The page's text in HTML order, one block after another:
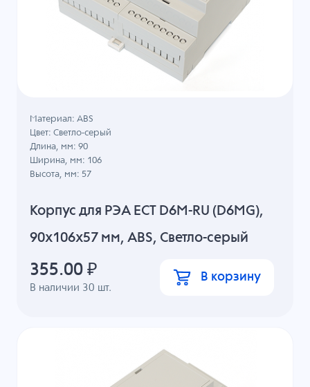
Корпус для РЭА ECT D6M-RU (D6MG),
90x106x57 мм, ABS, Светло-серый
В наличии 30 шт.
Материал: ABS
Цвет: Светло-серый
Длина, мм: 90
Ширина, мм: 106
Высота, мм: 57
355.00 ₽ В корзину